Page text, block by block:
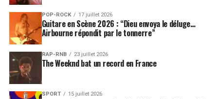
POP-ROCK 17 juillet 2026
Guitare en Scène 2026 : “Dieu envoya le déluge…
Airbourne répondit par le tonnerre”
RAP-RNB 23 juillet 2026
The Weeknd bat un record en France
SPORT 15 juillet 2026